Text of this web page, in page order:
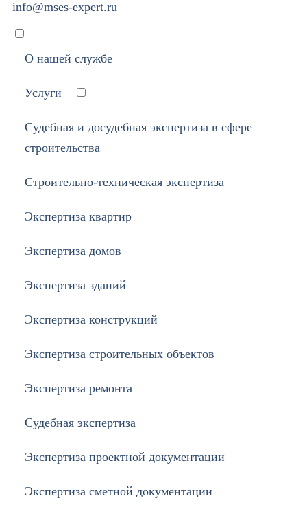
info@mses-expert.ru
О нашей службе
Услуги
Судебная и досудебная экспертиза в сфере
строительства
Строительно-техническая экспертиза
Экспертиза квартир
Экспертиза домов
Экспертиза зданий
Экспертиза конструкций
Экспертиза строительных объектов
Экспертиза ремонта
Судебная экспертиза
Экспертиза проектной документации
Экспертиза сметной документации